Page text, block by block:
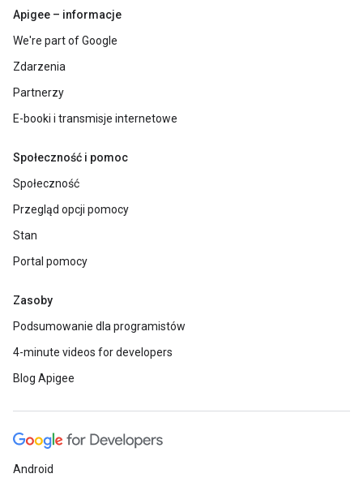
Apigee – informacje
We're part of Google
Zdarzenia
Partnerzy
E-booki i transmisje internetowe
Społeczność i pomoc
Społeczność
Przegląd opcji pomocy
Stan
Portal pomocy
Zasoby
Podsumowanie dla programistów
4-minute videos for developers
Blog Apigee
Android